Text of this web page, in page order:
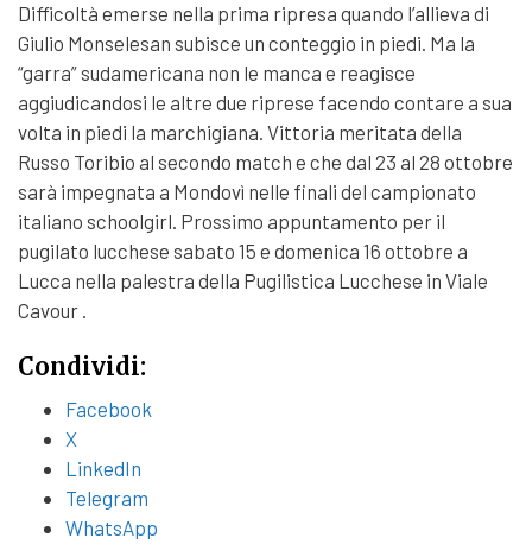
Difficoltà emerse nella prima ripresa quando l’allieva di
Giulio Monselesan subisce un conteggio in piedi. Ma la
“garra” sudamericana non le manca e reagisce
aggiudicandosi le altre due riprese facendo contare a sua
volta in piedi la marchigiana. Vittoria meritata della
Russo Toribio al secondo match e che dal 23 al 28 ottobre
sarà impegnata a Mondovì nelle finali del campionato
italiano schoolgirl. Prossimo appuntamento per il
pugilato lucchese sabato 15 e domenica 16 ottobre a
Lucca nella palestra della Pugilistica Lucchese in Viale
Cavour .
Condividi:
Facebook
X
LinkedIn
Telegram
WhatsApp